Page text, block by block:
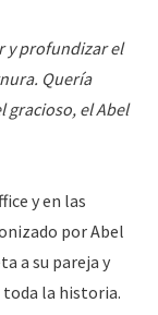
y profundizar el
Quería
gracioso, el Abel
y en las
por Abel
a su pareja y
toda la historia.